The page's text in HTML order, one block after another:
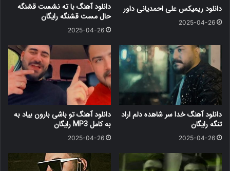
دانلود ریمیکس علی احمدیانی داور
2025-04-26
دانلود آهنگ با ته نشست قشنگه
حال مست قشنگه رایگان
2025-04-26
دانلود آهنگ خدا سر شاهده دلم اراد
تنگه رایگان
2025-04-26
دانلود آهنگ ﺗﻮ ﺑﺎﺷﻰ ﺑﺎرون ﺑﻴﺎد ﺑﻪ
ﺑﻪ کامل MP3 رایگان
2025-04-26